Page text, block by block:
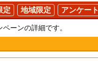
定 地域限定 アンケート
ーンの詳細です。